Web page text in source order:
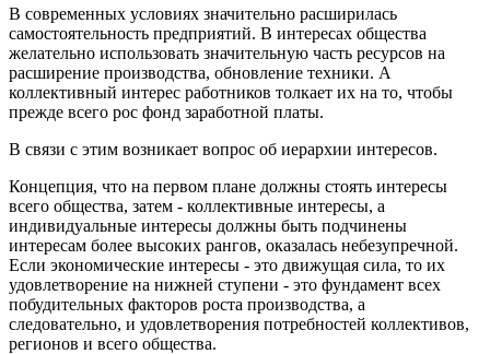
В современных условиях значительно расширилась
самостоятельность предприятий. В интересах общества
желательно использовать значительную часть ресурсов на
расширение производства, обновление техники. А
коллективный интерес работников толкает их на то, чтобы
прежде всего рос фонд заработной платы.
В связи с этим возникает вопрос об иерархии интересов.
Концепция, что на первом плане должны стоять интересы
всего общества, затем - коллективные интересы, а
индивидуальные интересы должны быть подчинены
интересам более высоких рангов, оказалась небезупречной.
Если экономические интересы - это движущая сила, то их
удовлетворение на нижней ступени - это фундамент всех
побудительных факторов роста производства, а
следовательно, и удовлетворения потребностей коллективов,
регионов и всего общества.